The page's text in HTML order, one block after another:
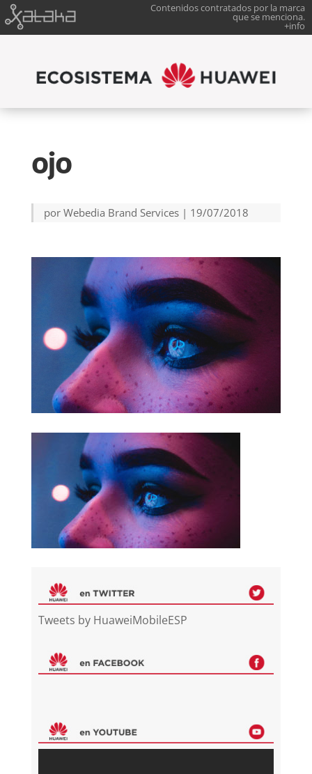
Contenidos contratados por la marca
que se menciona.
+info
ojo
por Webedia Brand Services| 19/07/2018
Tweets by HuaweiMobileESP